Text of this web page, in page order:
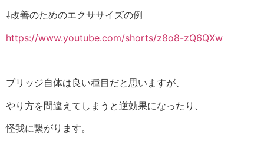
⇩改善のためのエクササイズの例
https://www.youtube.com/shorts/z8o8-zQ6QXw
ブリッジ自体は良い種目だと思いますが、
やり方を間違えてしまうと逆効果になったり、
怪我に繋がります。